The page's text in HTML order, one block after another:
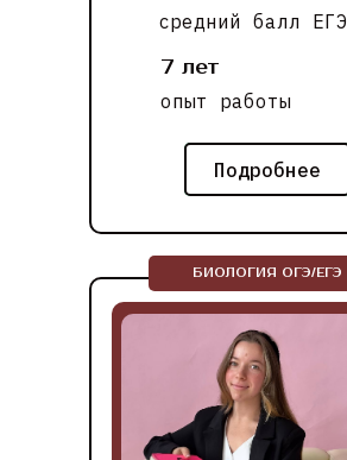
Подробнее
7 лет
средний балл ЕГЭ
опыт работы
БИОЛОГИЯ ОГЭ/ЕГЭ